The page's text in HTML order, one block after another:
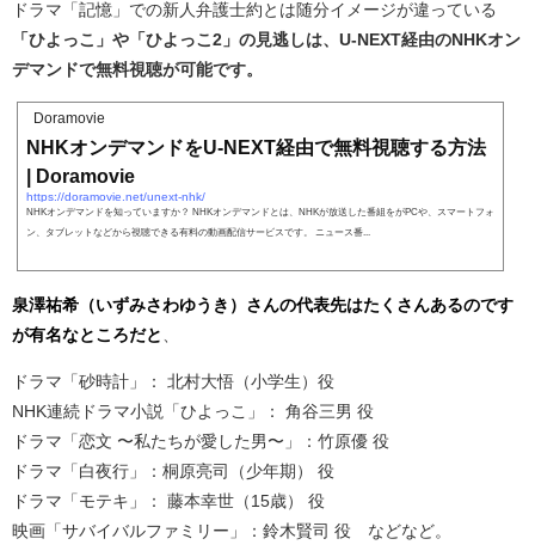
ドラマ「記憶」での新人弁護士約とは随分イメージが違っている
「ひよっこ」や「ひよっこ2」の見逃しは、U-NEXT経由のNHKオン
デマンドで無料視聴が可能です。
Doramovie
NHKオンデマンドをU-NEXT経由で無料視聴する方法
| Doramovie
https://doramovie.net/unext-nhk/
NHKオンデマンドを知っていますか？ NHKオンデマンドとは、NHKが放送した番組をがPCや、スマートフォ
ン、タブレットなどから視聴できる有料の動画配信サービスです。 ニュース番...
泉澤祐希（いずみさわゆうき）さんの代表先はたくさんあるのです
が有名なところだと
ドラマ「砂時計」： 北村大悟（小学生）役
NHK連続ドラマ小説「ひよっこ」： 角谷三男 役
ドラマ「恋文 〜私たちが愛した男〜」：竹原優 役
ドラマ「白夜行」：桐原亮司（少年期） 役
ドラマ「モテキ」： 藤本幸世（15歳） 役
映画「サバイバルファミリー」：鈴木賢司 役 などなど。